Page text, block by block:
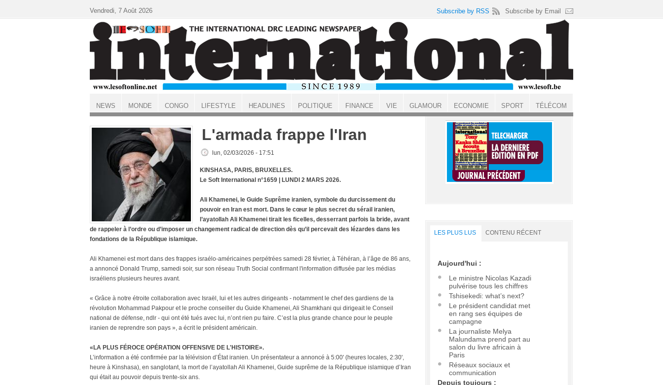
ACCUEIL
L'armada frappe l'Iran
lun, 02/03/2026 - 17:51
KINSHASA, PARIS, BRUXELLES.
Le Soft International n°1659 | LUNDI 2 MARS 2026.
Ali Khamenei, le Guide Suprême iranien, symbole du durcissement du
pouvoir en Iran est mort. Dans le cœur le plus secret du sérail iranien,
l’ayatollah Ali Khamenei tirait les ficelles, desserrant parfois la bride, avant
de rappeler à l’ordre ou d’imposer un changement radical de direction dès qu’il percevait des lézardes dans les
fondations de la République islamique.
Ali Khamenei est mort dans des frappes israélo-américaines perpétrées samedi 28 février, à Téhéran, à l’âge de 86 ans,
a annoncé Donald Trump, samedi soir, sur son réseau Truth Social confirmant l'information diffusée par les médias
israéliens plusieurs heures avant.
« Grâce à notre étroite collaboration avec Israël, lui et les autres dirigeants - notamment le chef des gardiens de la
révolution Mohammad Pakpour et le proche conseiller du Guide Khamenei, Ali Shamkhani qui dirigeait le Conseil
national de défense, ndlr - qui ont été tués avec lui, n’ont rien pu faire. C’est la plus grande chance pour le peuple
iranien de reprendre son pays », a écrit le président américain.
«LA PLUS FÉROCE OPÉRATION OFFENSIVE DE L'HISTOIRE».
L’information a été confirmée par la télévision d’État iranien. Un présentateur a annoncé à 5:00' (heures locales, 2:30',
heure à Kinshasa), en sanglotant, la mort de l’ayatollah Ali Khamenei, Guide suprême de la République islamique d’Iran
qui était au pouvoir depuis trente-six ans.
LES PLUS LUS CONTENU RÉCENT
Aujourd'hui :
Le ministre Nicolas Kazadi
pulvérise tous les chiffres
Tshisekedi: what’s next?
Le président candidat met
en rang ses équipes de
campagne
La journaliste Melya
Malundama prend part au
salon du livre africain à
Paris
Réseaux sociaux et
communication
Depuis toujours :
Vendredi, 7 Août 2026 Subscribe by RSS Subscribe by Email
NEWS MONDE CONGO LIFESTYLE HEADLINES POLITIQUE FINANCE VIE GLAMOUR ECONOMIE SPORT TÉLÉCOM